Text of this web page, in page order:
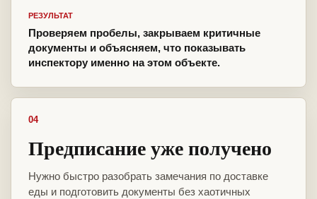
РЕЗУЛЬТАТ
Проверяем пробелы, закрываем критичные
документы и объясняем, что показывать
инспектору именно на этом объекте.
04
Предписание уже получено
Нужно быстро разобрать замечания по доставке
еды и подготовить документы без хаотичных